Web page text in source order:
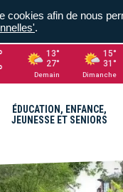
13°
27°
Demain
15°
31°
Dimanche
ÉDUCATION, ENFANCE,
JEUNESSE ET SENIORS
afin de nous
.